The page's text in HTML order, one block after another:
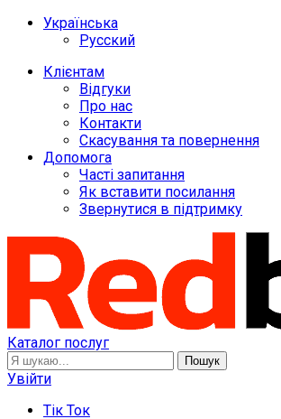
Українська
Русский
Клієнтам
Відгуки
Про нас
Контакти
Скасування та повернення
Допомога
Часті запитання
Як вставити посилання
Звернутися в підтримку
Каталог послуг
Пошук
Увійти
Тік Ток